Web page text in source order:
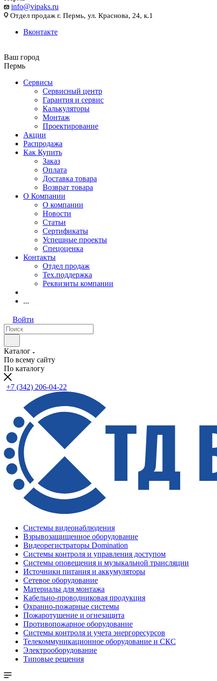
info@vipaks.ru
Отдел продаж г. Пермь, ул. Краснова, 24, к.1
Вконтакте
Ваш город
Пермь
Сервисы
Сервисный центр
Гарантия и сервис
Калькуляторы
Монтаж
Проектирование
Акции
Распродажа
Как Купить
Заказ
Оплата
Доставка товара
Возврат товара
О Компании
О компании
Новости
Статьи
Сертификаты
Успешные проекты
Спецоценка
Контакты
Отдел продаж
Тех.поддержка
Реквизиты компании
...
Войти
Каталог
По всему сайту
По каталогу
+7 (342) 206-04-22
Системы видеонаблюдения
Взрывозащищенное оборудование
Видеорегистраторы Domination
Системы контроля и управления доступом
Системы оповещения и музыкальной трансляции
Источники питания и аккумуляторы
Сетевое оборудование
Материалы для монтажа
Кабельно-проводниковая продукция
Охранно-пожарные системы
Пожаротушение и огнезащита
Противопожарное оборудование
Системы контроля и учета энергоресурсов
Телекоммуникационное оборудование и СКС
Электрооборудование
Типовые решения